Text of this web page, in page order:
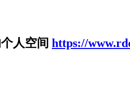
人空间 https://